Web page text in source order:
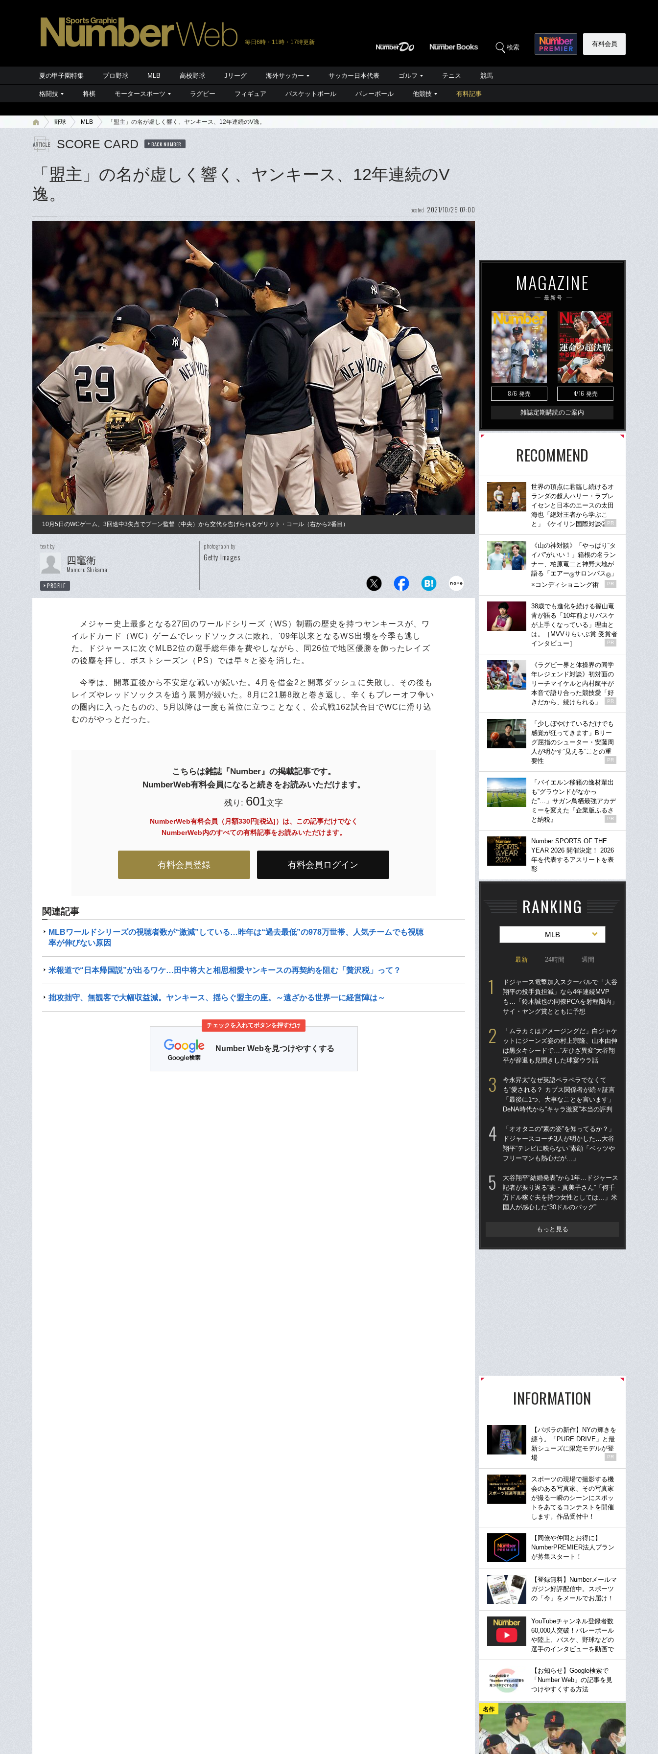
毎日6時・11時・17時更新
検索 有料会員
夏の甲子園特集 プロ野球 MLB 高校野球 Jリーグ 海外サッカー サッカー日本代表 ゴルフ テニス 競馬
格闘技 将棋 モータースポーツ ラグビー フィギュア バスケットボール バレーボール 他競技 有料記事
野球 MLB 「盟主」の名が虚しく響く、ヤンキース、12年連続のV逸。
SCORE CARD BACK NUMBER
「盟主」の名が虚しく響く、ヤンキース、12年連続のV
逸。
posted 2021/10/29 07:00
10月5日のWCゲーム、3回途中3失点でブーン監督（中央）から交代を告げられるゲリット・コール（右から2番目）
text by
四竈衛
Mamoru Shikama
PROFILE
photograph by
Getty Images
メジャー史上最多となる27回のワールドシリーズ（WS）制覇の歴史を持つヤンキースが、ワ
イルドカード（WC）ゲームでレッドソックスに敗れ、'09年以来となるWS出場を今季も逃し
た。ドジャースに次ぐMLB2位の選手総年俸を費やしながら、同26位で地区優勝を飾ったレイズ
の後塵を拝し、ポストシーズン（PS）では早々と姿を消した。
今季は、開幕直後から不安定な戦いが続いた。4月を借金2と開幕ダッシュに失敗し、その後も
レイズやレッドソックスを追う展開が続いた。8月に21勝8敗と巻き返し、辛くもプレーオフ争い
の圏内に入ったものの、5月以降は一度も首位に立つことなく、公式戦162試合目でWCに滑り込
むのがやっとだった。
こちらは雑誌『Number』の掲載記事です。
NumberWeb有料会員になると続きをお読みいただけます。
残り: 601文字
NumberWeb有料会員（月額330円[税込]）は、この記事だけでなく
NumberWeb内のすべての有料記事をお読みいただけます。
有料会員登録 有料会員ログイン
関連記事
MLBワールドシリーズの視聴者数が“激減”している…昨年は“過去最低”の978万世帯、人気チームでも視聴
率が伸びない原因
米報道で“日本帰国説”が出るワケ…田中将大と相思相愛ヤンキースの再契約を阻む「贅沢税」って？
拙攻拙守、無観客で大幅収益減。ヤンキース、揺らぐ盟主の座。～遠ざかる世界一に経営陣は～
チェックを入れてボタンを押すだけ
Number Webを見つけやすくする
MAGAZINE
最新号
8/6 発売 4/16 発売
雑誌定期購読のご案内
RECOMMEND
世界の頂点に君臨し続けるオ
ランダの超人ハリー・ラブレ
イセンと日本のエースの太田
海也「絶対王者から学ぶこ
と」《ケイリン国際対談②》
PR
《山の神対談》「やっぱり“タ
イパ”がいい！」箱根の名ラン
ナー、柏原竜二と神野大地が
語る「エアー®サロンパス® 」
×コンディショニング術
PR
38歳でも進化を続ける篠山竜
青が語る「10年前よりバスケ
が上手くなっている」理由と
は。［MVVりらいぶ賞 受賞者
インタビュー］
PR
《ラグビー界と体操界の同学
年レジェンド対談》初対面の
リーチマイケルと内村航平が
本音で語り合った競技愛「好
きだから、続けられる」
PR
「少しぼやけているだけでも
感覚が狂ってきます」Bリー
グ屈指のシューター・安藤周
人が明かす“見える”ことの重
要性
PR
「バイエルン移籍の逸材輩出
も“グラウンドがなかっ
た”…」サガン鳥栖最強アカデ
ミーを変えた『企業版ふるさ
と納税』
PR
Number SPORTS OF THE
YEAR 2026 開催決定！ 2026
年を代表するアスリートを表
彰
RANKING
MLB
最新 24時間 週間
ドジャース電撃加入スクーバルで「大谷
翔平の投手負担減」なら4年連続MVP
も…「鈴木誠也の同僚PCAを射程圏内」
サイ・ヤング賞とともに予想
「ムラカミはアメージングだ」白ジャケ
ットにジーンズ姿の村上宗隆、山本由伸
は黒タキシードで…“左ひざ異変”大谷翔
平が辞退も見聞きした球宴ウラ話
今永昇太“なぜ英語ペラペラでなくて
も”愛される？ カブス関係者が続々証言
「最後に1つ、大事なことを言います」
DeNA時代から“キャラ激変”本当の評判
「オオタニの“素の姿”を知ってるか？」
ドジャースコーチ3人が明かした…大谷
翔平“テレビに映らない”素顔「ベッツや
フリーマンも熱心だが…」
大谷翔平“結婚発表”から1年…ドジャース
記者が振り返る“妻・真美子さん”「何千
万ドル稼ぐ夫を持つ女性としては…」米
国人が感心した“30ドルのバッグ”
もっと見る
INFORMATION
【バボラの新作】NYの輝きを
纏う。「PURE DRIVE」と最
新シューズに限定モデルが登
場
PR
スポーツの現場で撮影する機
会のある写真家、その写真家
が撮る一瞬のシーンにスポッ
トをあてるコンテストを開催
します。作品受付中！
【同僚や仲間とお得に】
NumberPREMIER法人プラン
が募集スタート！
【登録無料】Numberメールマ
ガジン好評配信中。スポーツ
の「今」をメールでお届け！
YouTubeチャンネル登録者数
60,000人突破！バレーボール
や陸上、バスケ、野球などの
選手のインタビューを動画で
【お知らせ】Google検索で
「Number Web」の記事を見
つけやすくする方法
名作